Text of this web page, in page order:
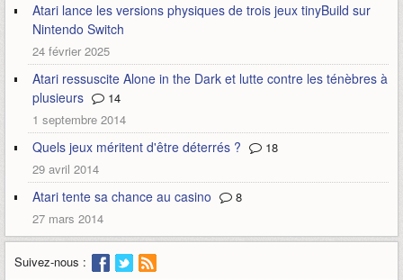
Atari lance les versions physiques de trois jeux tinyBuild sur
Nintendo Switch
24 février 2025
Atari ressuscite Alone in the Dark et lutte contre les ténèbres à
plusieurs
14
1 septembre 2014
Quels jeux méritent d'être déterrés ?
18
29 avril 2014
Atari tente sa chance au casino
8
27 mars 2014
Suivez-nous :